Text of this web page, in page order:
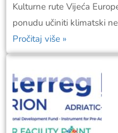
Kulturne rute Vijeća
ponudu učiniti klimatski
Pročitaj više »